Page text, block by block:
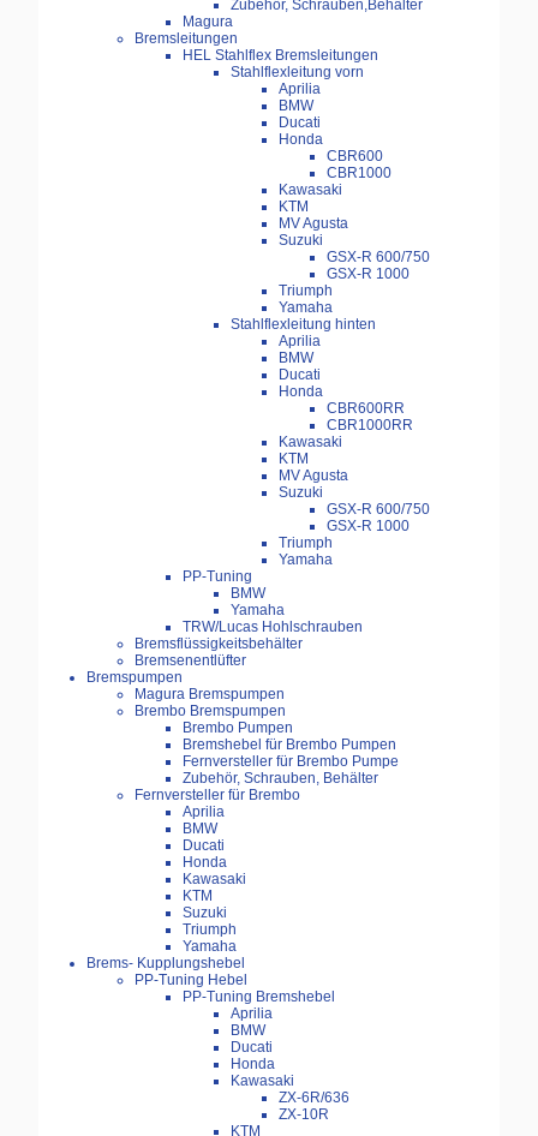
Zubehör, Schrauben,Behälter
Magura
Bremsleitungen
HEL Stahlflex Bremsleitungen
Stahlflexleitung vorn
Aprilia
BMW
Ducati
Honda
CBR600
CBR1000
Kawasaki
KTM
MV Agusta
Suzuki
GSX-R 600/750
GSX-R 1000
Triumph
Yamaha
Stahlflexleitung hinten
Aprilia
BMW
Ducati
Honda
CBR600RR
CBR1000RR
Kawasaki
KTM
MV Agusta
Suzuki
GSX-R 600/750
GSX-R 1000
Triumph
Yamaha
PP-Tuning
BMW
Yamaha
TRW/Lucas Hohlschrauben
Bremsflüssigkeitsbehälter
Bremsenentlüfter
Bremspumpen
Magura Bremspumpen
Brembo Bremspumpen
Brembo Pumpen
Bremshebel für Brembo Pumpen
Fernversteller für Brembo Pumpe
Zubehör, Schrauben, Behälter
Fernversteller für Brembo
Aprilia
BMW
Ducati
Honda
Kawasaki
KTM
Suzuki
Triumph
Yamaha
Brems- Kupplungshebel
PP-Tuning Hebel
PP-Tuning Bremshebel
Aprilia
BMW
Ducati
Honda
Kawasaki
ZX-6R/636
ZX-10R
KTM